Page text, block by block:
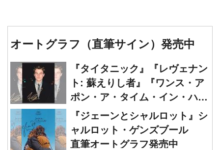
オートグラフ（直筆サイン）発売中
『タイタニック』『レヴェナン
ト: 蘇えりし者』『ワンス・ア
ポン・ア・タイム・イン・ハリ
ウッド』レオナルド・ディカプ
リオ 直筆オートグラフ発売中
『ジェーンとシャルロット』シ
ャルロット・ゲンズブール
直筆オートグラフ発売中